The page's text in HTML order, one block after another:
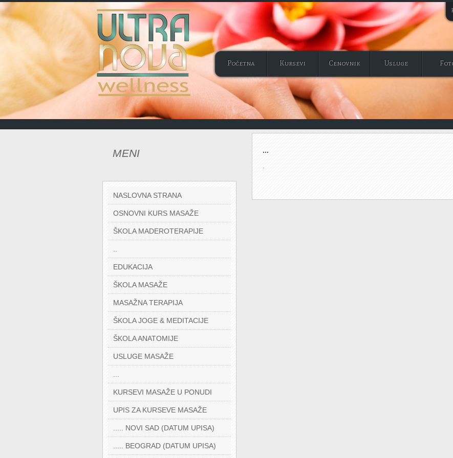
Početna Kursevi Cenovnik Usluge
MENI
NASLOVNA STRANA
OSNOVNI KURS MASAŽE
ŠKOLA MADEROTERAPIJE
EDUKACIJA
ŠKOLA MASAŽE
MASAŽNA TERAPIJA
ŠKOLA JOGE & MEDITACIJE
ŠKOLA ANATOMIJE
USLUGE MASAŽE
KURSEVI MASAŽE U PONUDI
UPIS ZA KURSEVE MASAŽE
..... NOVI SAD (DATUM UPISA)
..... BEOGRAD (DATUM UPISA)
...
.